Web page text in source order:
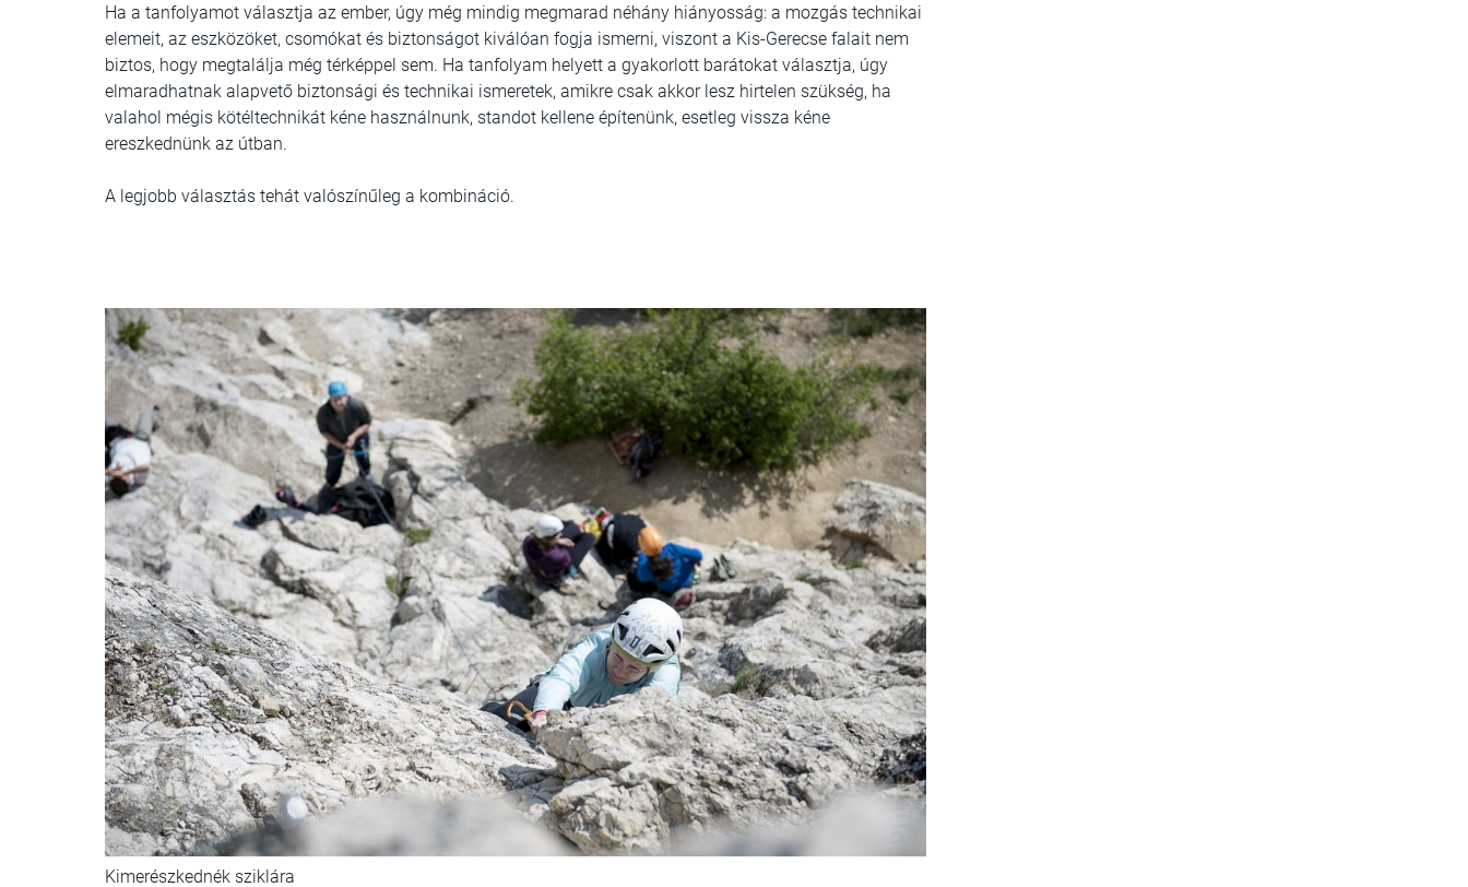
Ha a tanfolyamot választja az ember, úgy még mindig megmarad néhány hiányosság: a mozgás technikai
elemeit, az eszközöket, csomókat és biztonságot kiválóan fogja ismerni, viszont a Kis-Gerecse falait nem
biztos, hogy megtalálja még térképpel sem. Ha tanfolyam helyett a gyakorlott barátokat választja, úgy
elmaradhatnak alapvető biztonsági és technikai ismeretek, amikre csak akkor lesz hirtelen szükség, ha
valahol mégis kötéltechnikát kéne használnunk, standot kellene építenünk, esetleg vissza kéne
ereszkednünk az útban.
A legjobb választás tehát valószínűleg a kombináció.
Kimerészkednék sziklára